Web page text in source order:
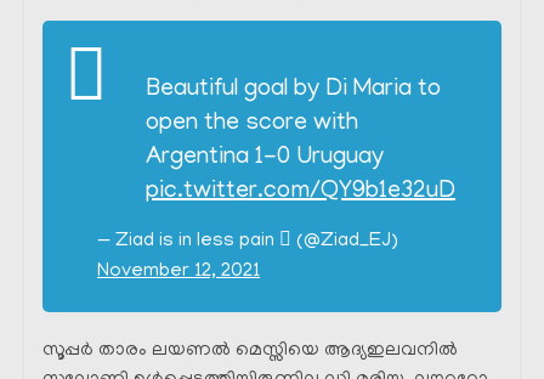
Beautiful goal by Di Maria to
open the score with
Argentina 1-0 Uruguay
pic.twitter.com/QY9b1e32uD
— Ziad is in less pain  (@Ziad_EJ)
November 12, 2021
സൂപ്പർ താരം ലയണൽ മെസ്സിയെ ആദ്യഇലവനിൽ